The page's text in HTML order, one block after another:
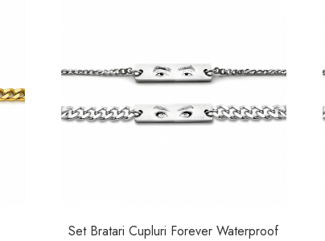
Set Bratari Cupluri Forever Waterproof